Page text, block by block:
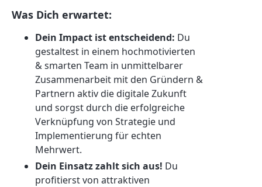
Was Dich erwartet:
Dein Impact ist entscheidend: Du
gestaltest in einem hochmotivierten
& smarten Team in unmittelbarer
Zusammenarbeit mit den Gründern &
Partnern aktiv die digitale Zukunft
und sorgst durch die erfolgreiche
Verknüpfung von Strategie und
Implementierung für echten
Mehrwert.
Dein Einsatz zahlt sich aus! Du
profitierst von attraktiven